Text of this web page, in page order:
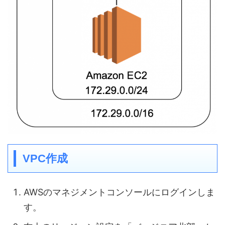
VPC作成
AWSのマネジメントコンソールにログインしま
す。